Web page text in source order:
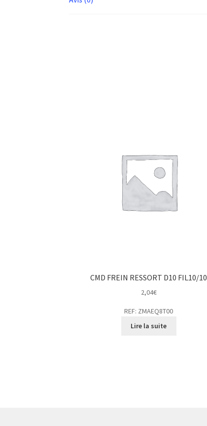
CMD FREIN RESSORT D10 FIL10/10
2,04€
REF: ZMAEQ8T00
Lire la suite